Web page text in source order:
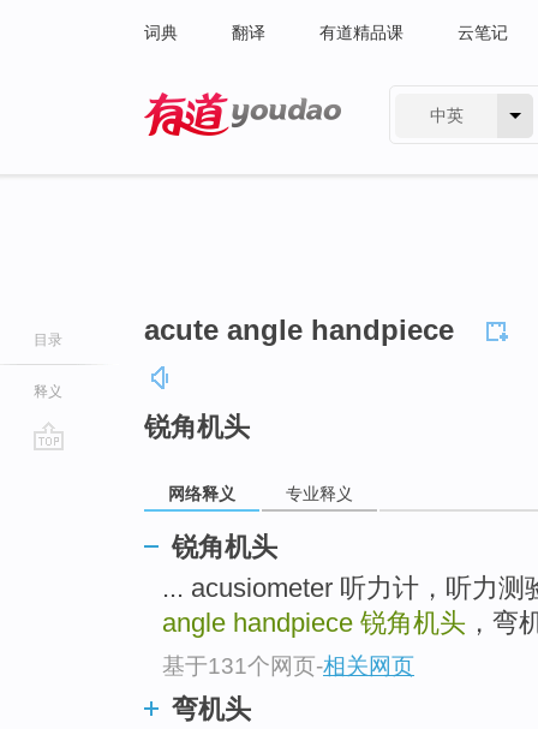
词典 翻译 有道精品课 云笔记
中英
目录
释义
acute angle handpiece
锐角机头
网络释义 专业释义
锐角机头
... acusiometer 听力计，听力
angle handpiece 锐角机头 ，弯
基于131个网页-相关网页
弯机头